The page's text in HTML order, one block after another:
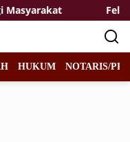
Felicia
HUKUM NOTARIS/